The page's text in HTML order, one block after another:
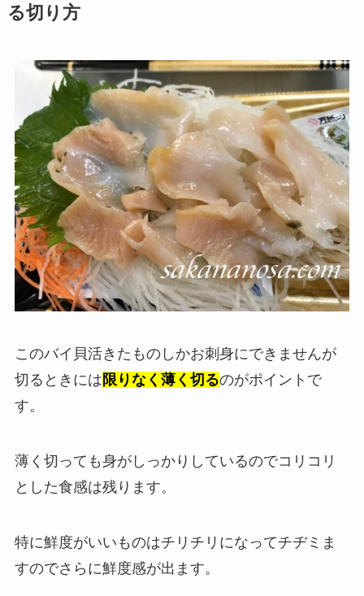
る切り方
このバイ貝活きたものしかお刺身にできませんが
切るときには 限りなく薄く切るのがポイントで
す。
薄く切っても身がしっかりしているのでコリコリ
とした食感は残ります。
特に鮮度がいいものはチリチリになってチヂミま
すのでさらに鮮度感が出ます。